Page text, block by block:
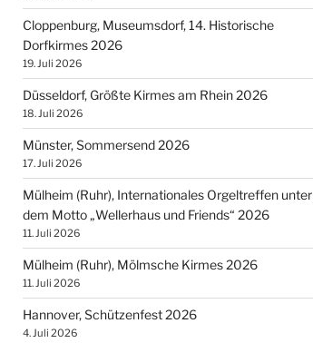
Cloppenburg, Museumsdorf, 14. Historische
Dorfkirmes 2026
19. Juli 2026
Düsseldorf, Größte Kirmes am Rhein 2026
18. Juli 2026
Münster, Sommersend 2026
17. Juli 2026
Mülheim (Ruhr), Internationales Orgeltreffen unter
dem Motto „Wellerhaus und Friends“ 2026
11. Juli 2026
Mülheim (Ruhr), Mölmsche Kirmes 2026
11. Juli 2026
Hannover, Schützenfest 2026
4. Juli 2026